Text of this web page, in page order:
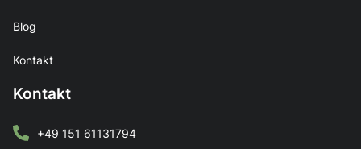
Blog
Kontakt
Kontakt
+49 151 61131794